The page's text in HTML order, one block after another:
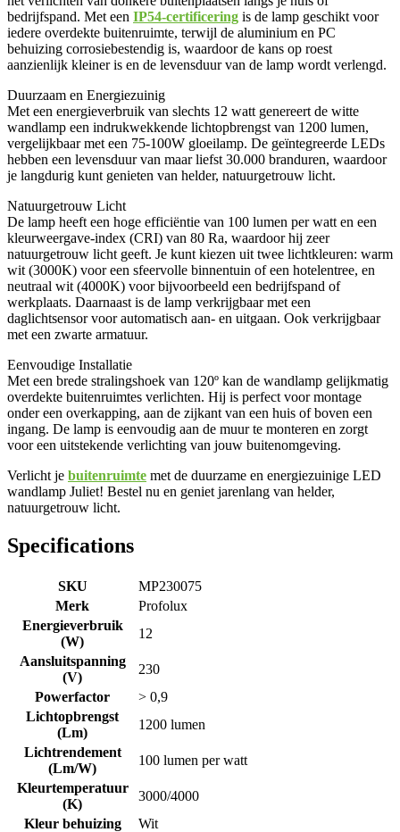
bedrijfspand. Met een IP54-certificering is de lamp geschikt voor
iedere overdekte buitenruimte, terwijl de aluminium en PC
behuizing corrosiebestendig is, waardoor de kans op roest
aanzienlijk kleiner is en de levensduur van de lamp wordt verlengd.
Duurzaam en Energiezuinig
Met een energieverbruik van slechts 12 watt genereert de witte
wandlamp een indrukwekkende lichtopbrengst van 1200 lumen,
vergelijkbaar met een 75-100W gloeilamp. De geïntegreerde LEDs
hebben een levensduur van maar liefst 30.000 branduren, waardoor
je langdurig kunt genieten van helder, natuurgetrouw licht.
Natuurgetrouw Licht
De lamp heeft een hoge efficiëntie van 100 lumen per watt en een
kleurweergave-index (CRI) van 80 Ra, waardoor hij zeer
natuurgetrouw licht geeft. Je kunt kiezen uit twee lichtkleuren: warm
wit (3000K) voor een sfeervolle binnentuin of een hotelentree, en
neutraal wit (4000K) voor bijvoorbeeld een bedrijfspand of
werkplaats. Daarnaast is de lamp verkrijgbaar met een
daglichtsensor voor automatisch aan- en uitgaan. Ook verkrijgbaar
met een zwarte armatuur.
Eenvoudige Installatie
Met een brede stralingshoek van 120º kan de wandlamp gelijkmatig
overdekte buitenruimtes verlichten. Hij is perfect voor montage
onder een overkapping, aan de zijkant van een huis of boven een
ingang. De lamp is eenvoudig aan de muur te monteren en zorgt
voor een uitstekende verlichting van jouw buitenomgeving.
Verlicht je buitenruimte met de duurzame en energiezuinige LED
wandlamp Juliet! Bestel nu en geniet jarenlang van helder,
natuurgetrouw licht.
Specifications
SKU
MP230075
Merk
Profolux
Energieverbruik
(W)
12
Aansluitspanning
(V)
230
Powerfactor
> 0,9
Lichtopbrengst
(Lm)
1200 lumen
Lichtrendement
(Lm/W)
100 lumen per watt
Kleurtemperatuur
(K)
3000/4000
Kleur behuizing
Wit